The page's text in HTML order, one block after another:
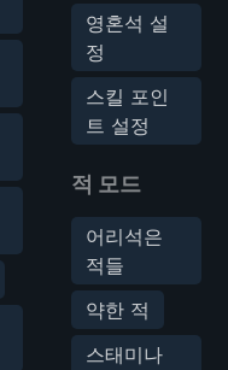
영혼석 설
정
스킬 포인
트 설정
적 모드
어리석은
적들
약한 적
스태미나